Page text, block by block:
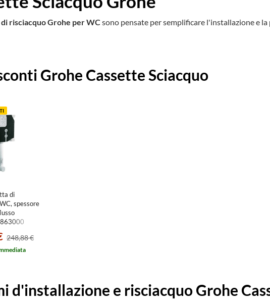
risciacquo Grohe per WC sono pensate per semplificare l'installazione e
Grohe Cassette Sciacquo
di
spessore
248,88 €
d'installazione e risciacquo Grohe